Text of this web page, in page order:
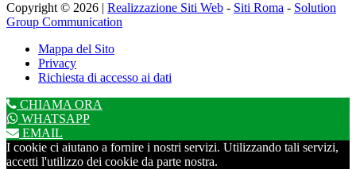
Copyright © 2026 | Realizzazione Siti Web - Siti Roma - Solution
Group Communication
Mappa del Sito
Privacy
Richiesta di accesso ai dati
CHIAMA ORA
WHATSAPP
EMAIL
I cookie ci aiutano a fornire i nostri servizi. Utilizzando tali servizi,
accetti l'utilizzo dei cookie da parte nostra.